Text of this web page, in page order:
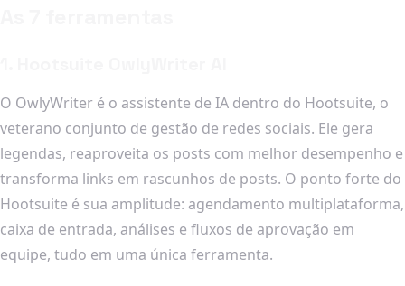
O OwlyWriter é o assistente de IA dentro do Hootsuite, o
veterano conjunto de gestão de redes sociais. Ele gera
legendas, reaproveita os posts com melhor desempenho e
transforma links em rascunhos de posts. O ponto forte do
Hootsuite é sua amplitude: agendamento multiplataforma,
caixa de entrada, análises e fluxos de aprovação em
equipe, tudo em uma única ferramenta.